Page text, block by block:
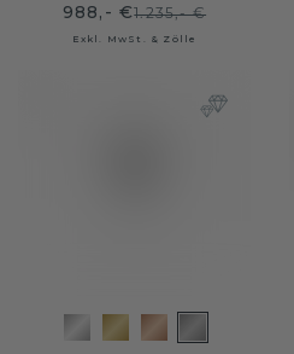
988,- €1.235,- €
Exkl. MwSt. & Zölle